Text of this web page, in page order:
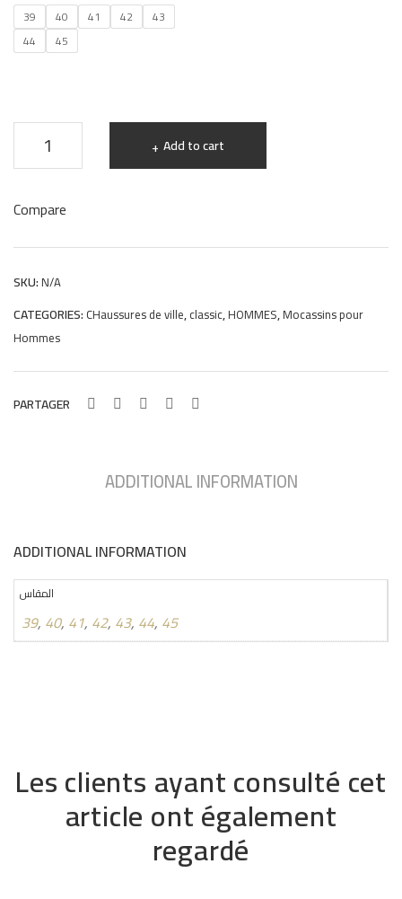
39 40 41 42
43
44
45
Chaussures
SLIP-
COLLEGE
Hight
Quality
Cuir
JM
quantity
Add to cart
Compare
SKU: N/A
CATEGORIES: CHaussures de ville,classic,HOMMES,Mocassins pour
Hommes
PARTAGER
ADDITIONAL INFORMATION
ADDITIONAL INFORMATION
المقاس
39, 40, 41, 42, 43, 44, 45
Les clients ayant consulté cet
article ont également
regardé